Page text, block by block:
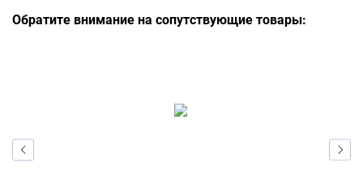
Обратите внимание на сопутствующие товары: